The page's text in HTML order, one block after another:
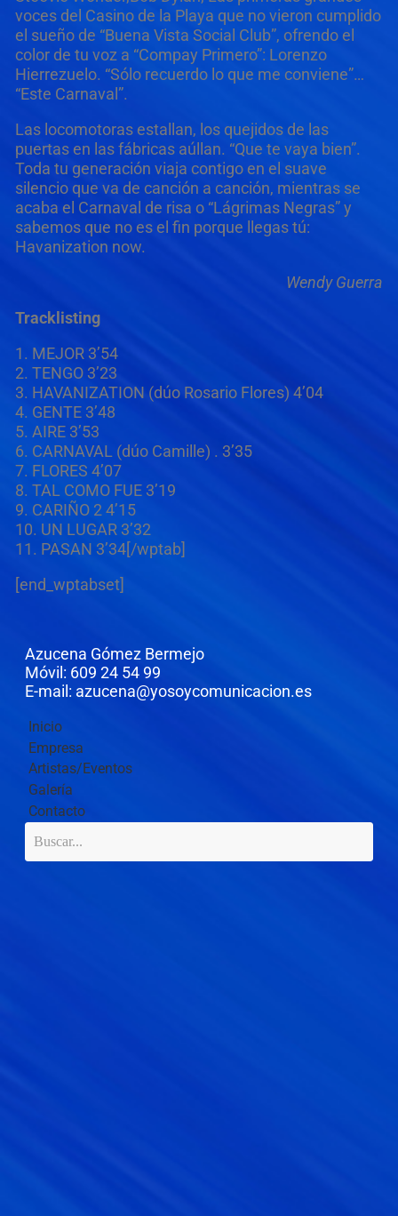
voces del Casino de la Playa que no vieron cumplido
el sueño de “Buena Vista Social Club”, ofrendo el
color de tu voz a “Compay Primero”: Lorenzo
Hierrezuelo. “Sólo recuerdo lo que me conviene”…
“Este Carnaval”.
Las locomotoras estallan, los quejidos de las
puertas en las fábricas aúllan. “Que te vaya bien”.
Toda tu generación viaja contigo en el suave
silencio que va de canción a canción, mientras se
acaba el Carnaval de risa o “Lágrimas Negras” y
sabemos que no es el fin porque llegas tú:
Havanization now.
Wendy Guerra
Tracklisting
1. MEJOR 3’54
2. TENGO 3’23
3. HAVANIZATION (dúo Rosario Flores) 4’04
4. GENTE 3’48
5. AIRE 3’53
6. CARNAVAL (dúo Camille) . 3’35
7. FLORES 4’07
8. TAL COMO FUE 3’19
9. CARIÑO 2 4’15
10. UN LUGAR 3’32
11. PASAN 3’34[/wptab]
[end_wptabset]
Azucena Gómez Bermejo
Móvil: 609 24 54 99
E-mail: azucena@yosoycomunicacion.es
Inicio
Empresa
Artistas/Eventos
Galería
Contacto